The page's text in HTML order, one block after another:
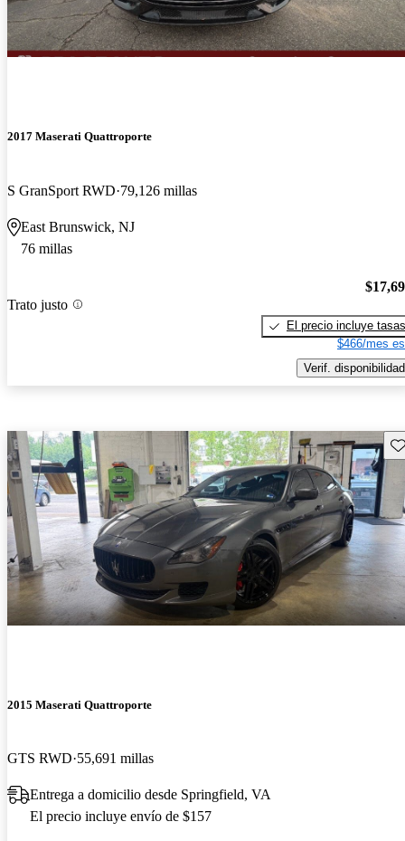
2017 Maserati Quattroporte
S GranSport RWD 79,126 millas
East Brunswick, NJ
76 millas
Trato justo
El precio incluye tasas
$466/mes
Verif. disponibilidad
2015 Maserati Quattroporte
GTS RWD 55,691 millas
Entrega a domicilio desde Springfield, VA
El precio incluye envío de $157